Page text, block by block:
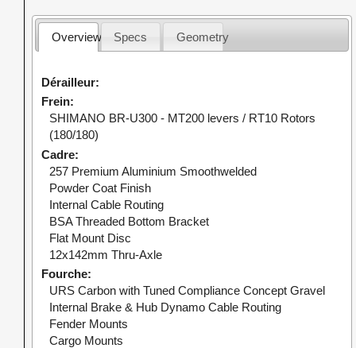
Overview Specs Geometry
Dérailleur
Frein
SHIMANO BR-U300 - MT200 levers / RT10 Rotors
(180/180)
Cadre
257 Premium Aluminium Smoothwelded
Powder Coat Finish
Internal Cable Routing
BSA Threaded Bottom Bracket
Flat Mount Disc
12x142mm Thru-Axle
Fourche
URS Carbon with Tuned Compliance Concept Gravel
Internal Brake & Hub Dynamo Cable Routing
Fender Mounts
Cargo Mounts